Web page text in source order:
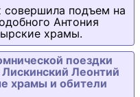
подъем на
Антония
храмы.
поездки
Леонтий
храмы и обители